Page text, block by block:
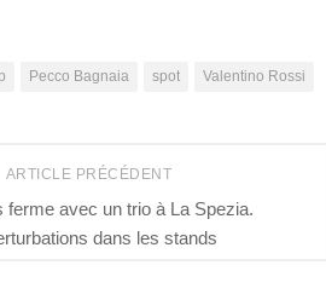
Pecco Bagnaia spot Valentino Rossi
ARTICLE PRÉCÉDENT
ferme avec un trio à La Spezia.
dans les stands